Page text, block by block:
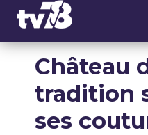
Château
tradition
ses
Panneau de gestion des